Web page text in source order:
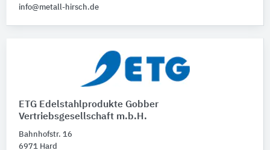
info@metall-hirsch.de
ETG Edelstahlprodukte Gobber
Vertriebsgesellschaft m.b.H.
Bahnhofstr. 16
6971 Hard